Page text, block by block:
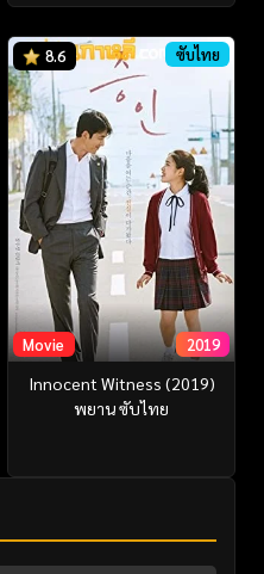
8.6 ซับไทย
Movie 2019
Innocent Witness (2019)
พยาน ซับไทย